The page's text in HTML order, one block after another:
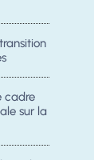
cadre
sur la